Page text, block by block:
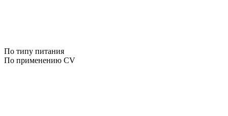
По типу питания
По применению CV